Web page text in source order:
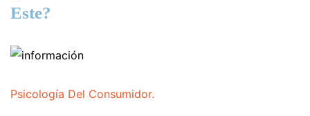
Este?
Psicología Del Consumidor.